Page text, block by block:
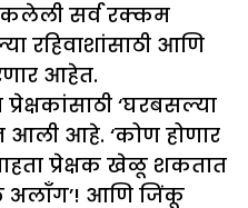
सर्व रक्कम
रहिवाशांसाठी आणि
आहेत.
‘घरबसल्या
आली आहे. ‘कोण होणार
प्रेक्षक खेळू शकतात
अलॉंग’! आणि जिंकू